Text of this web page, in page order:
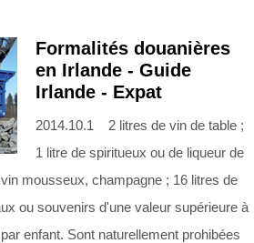
Formalités douanières
en Irlande - Guide
Irlande - Expat
2014.10.1 2 litres de vin de table ;
1 litre de spiritueux ou de liqueur de
mousseux, champagne ; 16 litres de
ou souvenirs d'une valeur supérieure à
enfant. Sont naturellement prohibées